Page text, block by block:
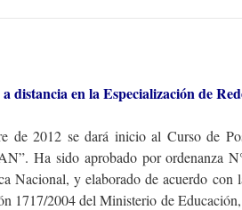
distancia en la Especialización de
de 2012 se dará inicio al Curso de
Ha sido aprobado por ordenanza
Nacional, y elaborado de acuerdo con
1717/2004 del Ministerio de